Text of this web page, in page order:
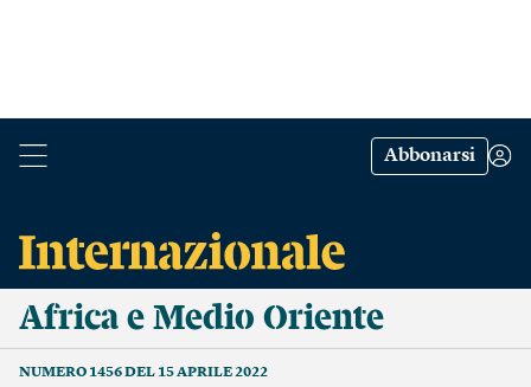
Abbonarsi
Africa e Medio Oriente
NUMERO 1456 DEL 15 APRILE 2022